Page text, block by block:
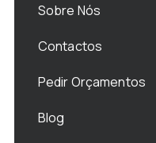
Sobre Nós
Contactos
Pedir Orçamentos
Blog